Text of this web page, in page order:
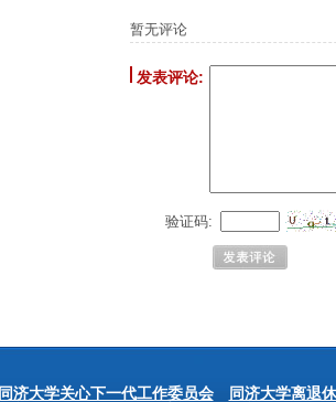
暂无评论
发表评论:
验证码:
同济大学关心下一代工作委员会 同济大学离退